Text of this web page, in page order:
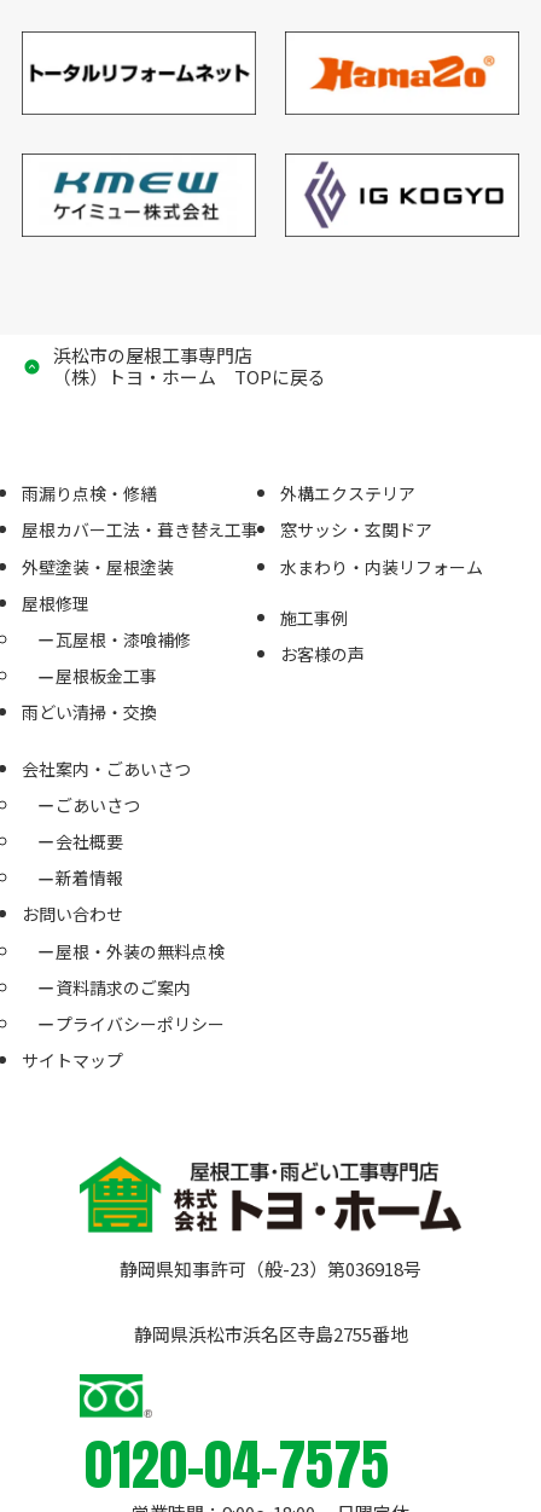
浜松市の屋根工事専門店
（株）トヨ・ホーム TOPに戻る
静岡県知事許可（般-23）第036918号
静岡県浜松市浜名区寺島2755番地
0120-04-7575
雨漏り点検・修繕
屋根カバー工法・葺き替え工事
外壁塗装・屋根塗装
屋根修理
瓦屋根・漆喰補修
屋根板金工事
雨どい清掃・交換
外構エクステリア
窓サッシ・玄関ドア
水まわり・内装リフォーム
施工事例
お客様の声
会社案内・ごあいさつ
ごあいさつ
会社概要
新着情報
お問い合わせ
屋根・外装の無料点検
資料請求のご案内
プライバシーポリシー
サイトマップ